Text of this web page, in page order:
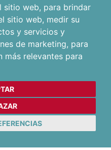
sitio web, para brindar
sitio web, medir su
y servicios y
de marketing, para
más relevantes para